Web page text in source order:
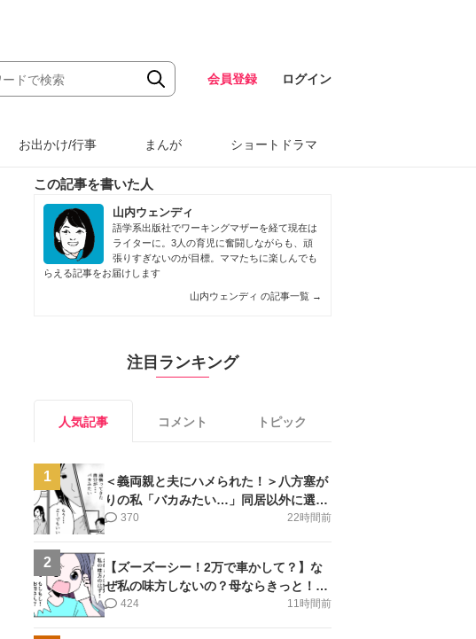
会員登録 ログイン
お出かけ/行事 まんが ショートドラマ
この記事を書いた人
山内ウェンディ
語学系出版社でワーキングマザーを経て現在は
ライターに。3人の育児に奮闘しながらも、頑
張りすぎないのが目標。ママたちに楽しんでも
らえる記事をお届けします
山内ウェンディ の記事一覧 →
注目ランキング
人気記事 コメント トピック
1
＜義両親と夫にハメられた！＞八方塞が
りの私「バカみたい…」同居以外に選択
肢がない【第5話まんが】
22時間前
370
2
【ズーズーシー！2万で車かして？】な
ぜ私の味方しないの？母ならきっと！＜
第17話＞#4コマ母道場
11時間前
424